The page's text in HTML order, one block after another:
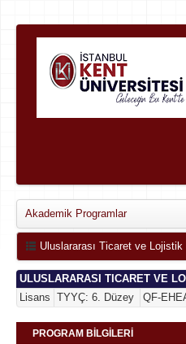
Akademik Programlar
Uluslararası Ticaret ve Lojistik
ULUSLARARASI TICARET VE
Lisans TYYÇ: 6. Düzey QF-
PROGRAM BİLGİLERİ